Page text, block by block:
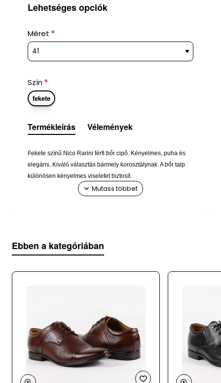
Lehetséges opciók
Méret
Szín
fekete
Termékleírás Vélemények
Fekete színű Nico Rarini férfi bőr cipő. Kényelmes, puha és
elegáns. Kiváló választás bármely korosztálynak. A bőr talp
különösen kényelmes viseletet biztosít.
Belsőrész: bőr+textil
Kérjük, vedd figyelembe, hogy a NICO RARINI
férfi cipők nagyobb méretezésűek, így ajánlott a
szokásosnál egy mérettel kisebbet rendelni.
Ebben a kategóriában